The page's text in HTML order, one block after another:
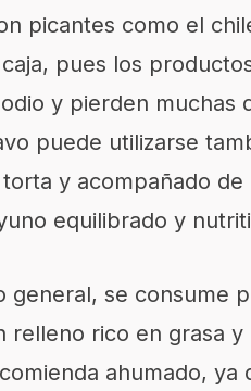
picantes como el
pues los
y pierden muchas
puede utilizarse
y acompañado
equilibrado y
general, se consume
relleno rico en grasa
mienda ahumado, ya